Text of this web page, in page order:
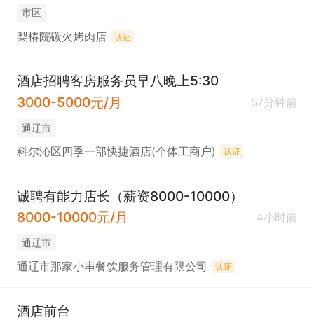
市区
梨椿院碳火烤肉店 认证
酒店招聘客房服务员早八晚上5:30
3000-5000元/月
57分钟前
通辽市
科尔沁区四季一部快捷酒店(个体工商户) 认证
诚聘有能力店长（薪资8000-10000）
8000-10000元/月
4小时前
通辽市
通辽市那家小串餐饮服务管理有限公司 认证
酒店前台